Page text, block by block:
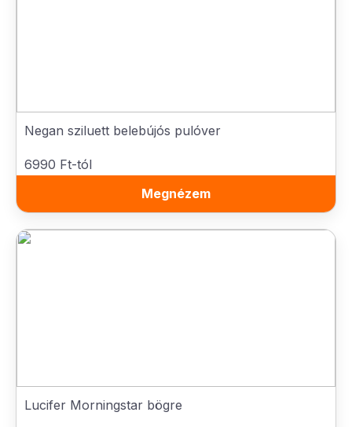
Negan sziluett belebújós pulóver
6990 Ft-tól
Megnézem
Lucifer Morningstar bögre